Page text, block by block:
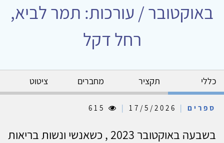
באוקטובר / עורכות: תמר לביא,
רחל דקל
כללי תקציר מחברים ציטוט
ספרים |
|
בשבעה באוקטובר 2023 , כשאנשי ונשות בריאות